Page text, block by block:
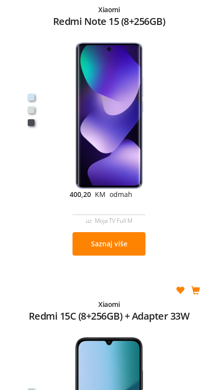
Xiaomi
Redmi Note 15 (8+256GB)
400,20 KM odmah
uz Moja TV Full M
Saznaj više
Xiaomi
Redmi 15C (8+256GB) + Adapter 33W